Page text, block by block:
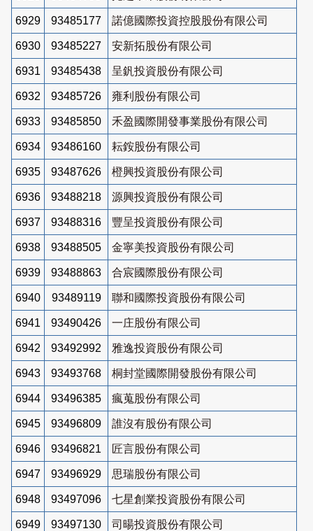
6929 93485177 諾億國際投資控股股份有限公司
6930 93485227 安新拓股份有限公司
6931 93485438 呈釩投資股份有限公司
6932 93485726 雍利股份有限公司
6933 93485850 禾盈國際開發事業股份有限公司
6934 93486160 耘銨股份有限公司
6935 93487626 橙興投資股份有限公司
6936 93488218 源興投資股份有限公司
6937 93488316 豐呈投資股份有限公司
6938 93488505 金寧美投資股份有限公司
6939 93488863 合宸國際股份有限公司
6940 93489119 聯和國際投資股份有限公司
6941 93490426 一庄股份有限公司
6942 93492992 雅逸投資股份有限公司
6943 93493768 桐封堂國際開發股份有限公司
6944 93496385 瘋蒐股份有限公司
6945 93496809 誰沒有股份有限公司
6946 93496821 匠言股份有限公司
6947 93496929 思瑞股份有限公司
6948 93497096 七星創業投資股份有限公司
6949 93497130 司暘投資股份有限公司